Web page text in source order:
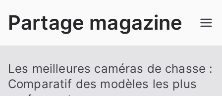
Partage magazine
Les meilleures caméras de chasse :
Comparatif des modèles les plus